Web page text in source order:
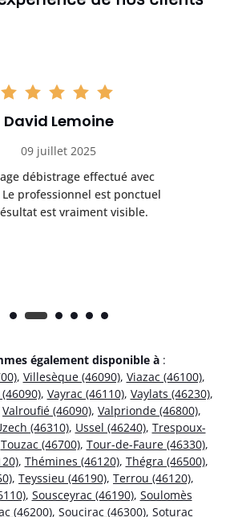
David Lemoine
09 juillet 2025
débistrage effectué avec
professionnel est ponctuel
est vraiment visible.
également disponible à :
, Villesèque (46090), Viazac (46100),
, Vayrac (46110), Vaylats (46230),
Valroufié (46090), Valprionde (46800),
(46310), Ussel (46240), Trespoux-
Touzac (46700), Tour-de-Faure (46330),
, Thémines (46120), Thégra (46500),
, Teyssieu (46190), Terrou (46120),
, Sousceyrac (46190), Soulomès
(46200), Soucirac (46300), Soturac